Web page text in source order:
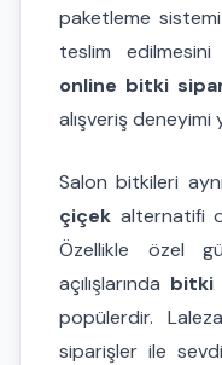
paketleme
teslim
online bitki
alışveriş deneyimi
Salon bitkileri
çiçek alternatifi
Özellikle özel
açılışlarında bitki
popülerdir.
siparişler ile